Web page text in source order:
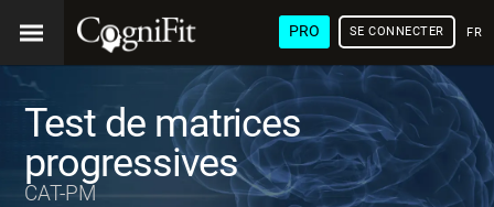
PRO SE CONNECTER
Test de matrices
progressives
CAT-PM